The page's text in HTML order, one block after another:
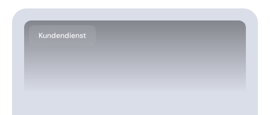
Kundendienst